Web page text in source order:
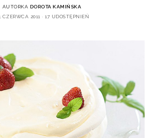
AUTORKA DOROTA KAMIŃSKA
CZERWCA 2011
17 UDOSTĘPNIEŃ